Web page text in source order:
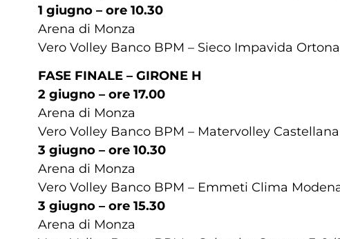
1 giugno – ore 10.30
Arena di Monza
Vero Volley Banco BPM – Sieco Impavida Ortona
FASE FINALE – GIRONE H
2 giugno – ore 17.00
Arena di Monza
Vero Volley Banco BPM – Matervolley Castellana
3 giugno – ore 10.30
Arena di Monza
Vero Volley Banco BPM – Emmeti Clima Modena
3 giugno – ore 15.30
Arena di Monza